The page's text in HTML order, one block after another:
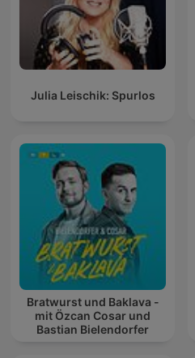
Julia Leischik: Spurlos
Bratwurst und Baklava -
mit Özcan Cosar und
Bastian Bielendorfer